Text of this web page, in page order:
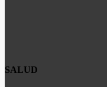
SALUD